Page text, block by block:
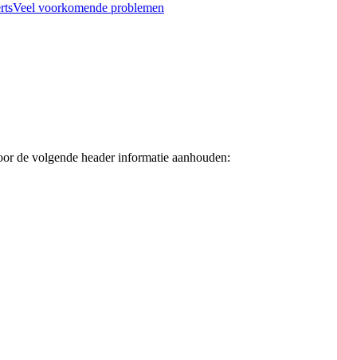
Veel voorkomende problemen
de volgende header informatie aanhouden: